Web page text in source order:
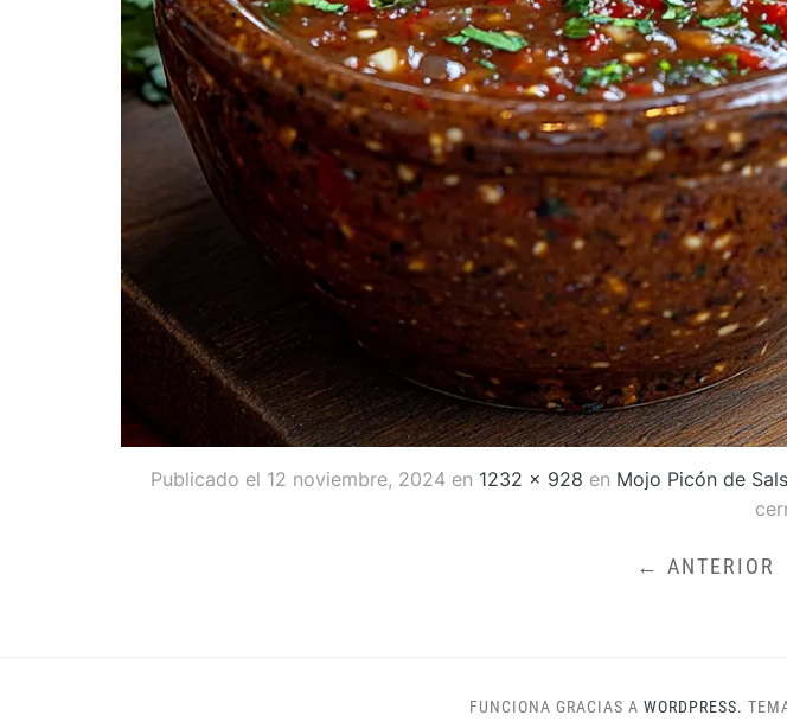
Publicado el 12 noviembre, 2024 en 1232 × 928 en Mojo Picón de
← ANTERIOR
FUNCIONA GRACIAS A WORDPRESS.